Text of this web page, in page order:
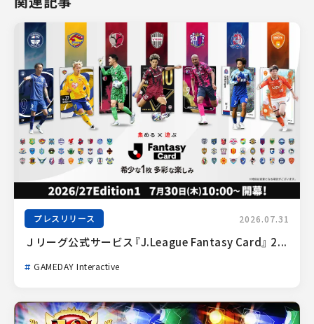
プレスリリース 2026.07.31
Ｊリーグ公式サービス『J.League Fantasy Card』 2...
GAMEDAY Interactive